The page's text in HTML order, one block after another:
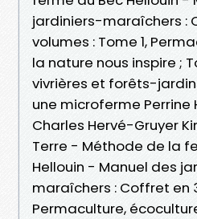
jardiniers-maraîchers :
volumes : Tome 1,
la nature nous inspire ;
vivrières et forêts-
une microferme Perrine
Charles Hervé-Gruyer
Terre - Méthode de la
Hellouin - Manuel des
maraîchers : Coffret en
Permaculture,